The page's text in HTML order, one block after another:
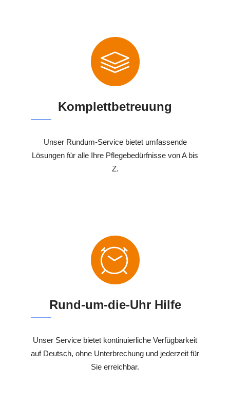
Komplettbetreuung
Unser Rundum-Service bietet umfassende
Lösungen für alle Ihre Pflegebedürfnisse von A bis
Z.
Rund-um-die-Uhr Hilfe
Unser Service bietet kontinuierliche Verfügbarkeit
auf Deutsch, ohne Unterbrechung und jederzeit für
Sie erreichbar.